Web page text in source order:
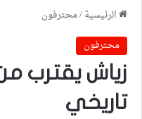
الرئيسية/محترفون
محترفون
زياش يقترب
تاريخي